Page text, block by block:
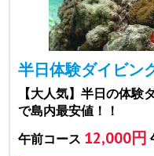
半日体験ダイビン
【大人気】半日の体験
で島内最安値！！
午前コース 12,000円